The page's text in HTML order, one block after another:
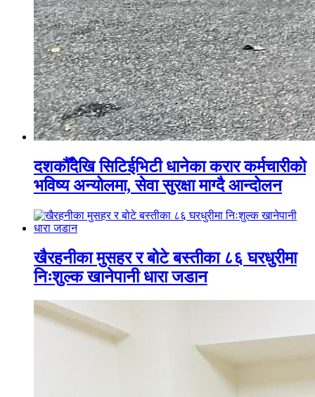
दशकौँदेखि सिटिईभिटी धानेका करार कर्मचारीको
भविष्य अन्योलमा, सेवा सुरक्षा माग्दै आन्दोलन
खैरहनीका मुसहर र बोटे बस्तीका ८६ घरधुरीमा
निःशुल्क खानेपानी धारा जडान